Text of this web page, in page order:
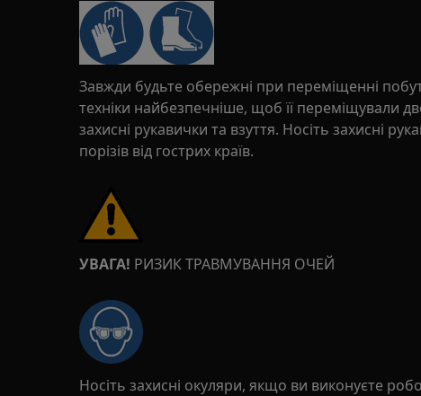
Завжди будьте обережні при переміщенні
техніки найбезпечніше, щоб її переміщували
захисні рукавички та взуття. Носіть захисні
порізів від гострих країв.
УВАГА! РИЗИК ТРАВМУВАННЯ ОЧЕЙ
Носіть захисні окуляри, якщо ви виконуєте